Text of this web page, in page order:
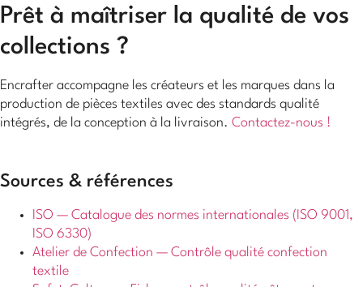
Prêt à maîtriser la qualité de vos
collections ?
Encrafter accompagne les créateurs et les marques dans la
production de pièces textiles avec des standards qualité
intégrés, de la conception à la livraison. Contactez-nous !
Sources & références
ISO — Catalogue des normes internationales (ISO 9001,
ISO 6330)
Atelier de Confection — Contrôle qualité confection
textile